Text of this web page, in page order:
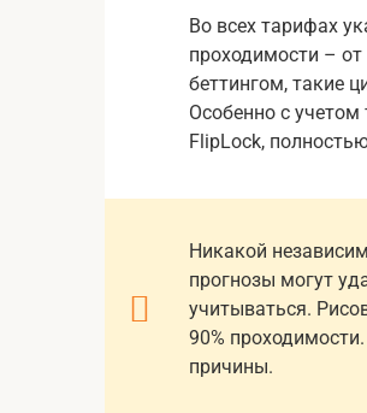
Во всех тарифах
проходимости –
беттингом, такие
Особенно с учетом
FlipLock,
Никакой
прогнозы могут
учитываться.
90%
причины.